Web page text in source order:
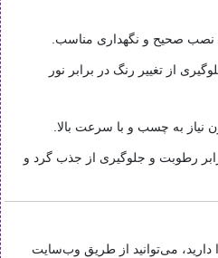
صحیح و نگهداری مناسب.
از تغییر رنگ در برابر نور
نیاز به چسب و با سرعت بالا.
رطوبت و جلوگیری از جذب گرد و
دارید، می‌توانید از طریق وب‌سایت